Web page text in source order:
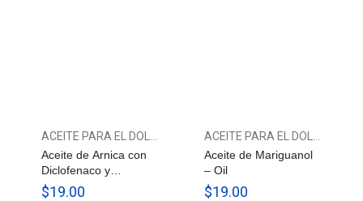
Aceite de Arnica con
Diclofenaco y
Naproxeno – Oil
$19.00
Aceite de Mariguanol
– Oil
$19.00